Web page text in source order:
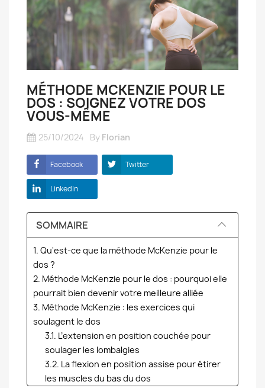
MÉTHODE MCKENZIE POUR LE
DOS : SOIGNEZ VOTRE DOS
VOUS-MÊME
25/10/2024 By Florian
Facebook Twitter
LinkedIn
SOMMAIRE
1. Qu'est-ce que la méthode McKenzie pour le
dos ?
2. Méthode McKenzie pour le dos : pourquoi elle
pourrait bien devenir votre meilleure alliée
3. Méthode McKenzie : les exercices qui
soulagent le dos
3.1. L’extension en position couchée pour
soulager les lombalgies
3.2. La flexion en position assise pour étirer
les muscles du bas du dos